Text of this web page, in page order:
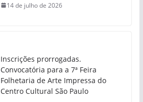
14 de julho de 2026
Inscrições prorrogadas.
Convocatória para a 7ª Feira
Folhetaria de Arte Impressa do
Centro Cultural São Paulo